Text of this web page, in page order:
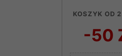
KOSZYK OD
-50